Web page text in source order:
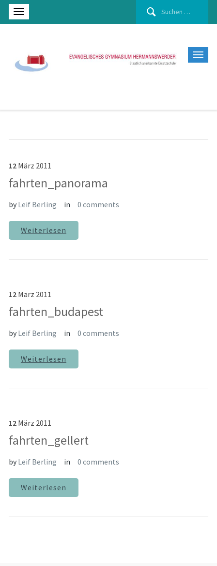
Suchen
12 März 2011
fahrten_panorama
byLeif Berling in 0 comments
Weiterlesen
12 März 2011
fahrten_budapest
byLeif Berling in 0 comments
Weiterlesen
12 März 2011
fahrten_gellert
byLeif Berling in 0 comments
Weiterlesen